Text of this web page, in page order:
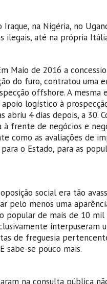
na Nigéria, no
ilegais, até na própria
Maio de 2016 a
do furo, contratou uma
offshore. A mesma
logístico à
4 dias depois, a 30.
frente de negócios e
como as avaliações de
o Estado, para as
social era tão
pelo menos uma
popular de mais de 10 mil
interpuseram
de freguesia
sabe-se pouco mais.
na consulta pública